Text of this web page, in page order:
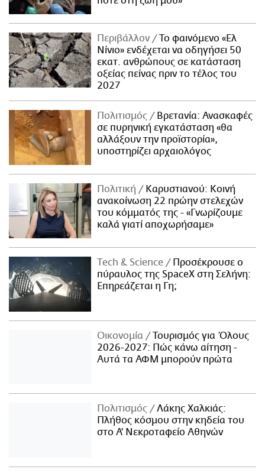
Περιβάλλον
Το φαινόμενο «Ελ
Νίνιο» ενδέχεται να οδηγήσει 50
εκατ. ανθρώπους σε κατάσταση
οξείας πείνας πριν το τέλος του
2027
Πολιτισμός
Βρετανία: Ανασκαφές
σε πυρηνική εγκατάσταση «θα
αλλάξουν την προϊστορία»,
υποστηρίζει αρχαιολόγος
Πολιτική
Καρυστιανού: Κοινή
ανακοίνωση 22 πρώην στελεχών
του κόμματός της - «Γνωρίζουμε
καλά γιατί αποχωρήσαμε»
Τech & Science
Προσέκρουσε ο
πύραυλος της SpaceX στη Σελήνη:
Επηρεάζεται η Γη;
Οικονομία
Τουρισμός για Όλους
2026-2027: Πώς κάνω αίτηση -
Αυτά τα ΑΦΜ μπορούν πρώτα
Πολιτισμός
Λάκης Χαλκιάς:
Πλήθος κόσμου στην κηδεία του
στο Α' Νεκροταφείο Αθηνών